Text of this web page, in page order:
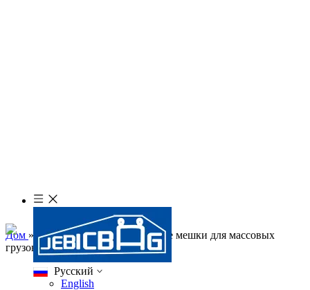
Pусский
English
Дом » Продукты »Вентилируемые мешки для массовых
грузов